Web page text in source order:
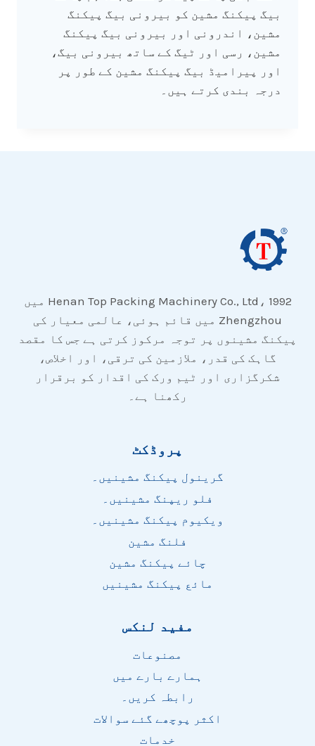
بیگ پیکنگ مشین کو بیرونی بیگ پیکنگ
مشین، اندرونی اور بیرونی بیگ پیکنگ
مشین، رسی اور ٹیگ کے ساتھ بیرونی بیگ،
اور پیرامیڈ بیگ پیکنگ مشین کے طور پر
درجہ بندی کرتے ہیں۔
Henan Top Packing Machinery Co., Ltd، 1992 میں
Zhengzhou میں قائم ہوئی، عالمی معیار کی
پیکنگ مشینوں پر توجہ مرکوز کرتی ہے جس کا مقصد
گاہک کی قدر، ملازمین کی ترقی، اور اخلاص،
شکرگزاری اور ٹیم ورک کی اقدار کو برقرار
رکھنا ہے۔
پروڈکٹ
گرینول پیکنگ مشینیں۔
فلو ریپنگ مشینیں۔
ویکیوم پیکنگ مشینیں۔
فلنگ مشین
چائے پیکنگ مشین
مائع پیکنگ مشینیں
مفید لنکس
مصنوعات
ہمارے بارے میں
رابطہ کریں۔
اکثر پوچھے گئے سوالات
خدمات